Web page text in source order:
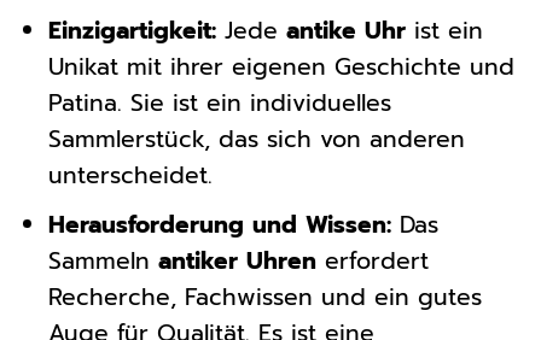
Einzigartigkeit:Jede antike Uhrist ein
Unikat mit ihrer eigenen Geschichte und
Patina. Sie ist ein individuelles
Sammlerstück, das sich von anderen
unterscheidet.
Herausforderung und Wissen:Das
Sammeln antiker Uhrenerfordert
Recherche, Fachwissen und ein gutes